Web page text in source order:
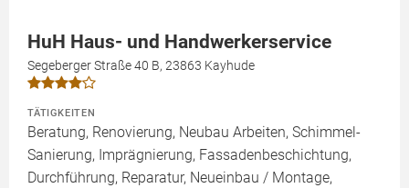
HuH Haus- und Handwerkerservice
Segeberger Straße 40 B, 23863 Kayhude
TÄTIGKEITEN
Beratung, Renovierung, Neubau Arbeiten, Schimmel-
Sanierung, Imprägnierung, Fassadenbeschichtung,
Durchführung, Reparatur, Neueinbau / Montage,